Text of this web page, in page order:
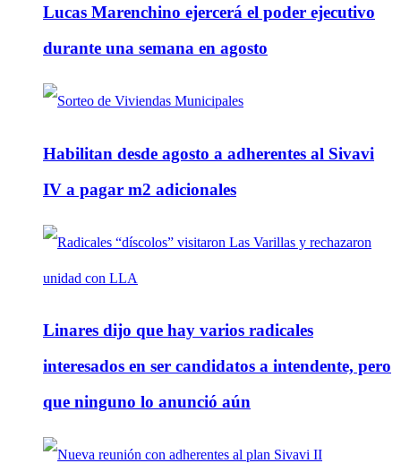
Lucas Marenchino ejercerá el poder ejecutivo
durante una semana en agosto
Habilitan desde agosto a adherentes al Sivavi
IV a pagar m2 adicionales
Linares dijo que hay varios radicales
interesados en ser candidatos a intendente, pero
que ninguno lo anunció aún